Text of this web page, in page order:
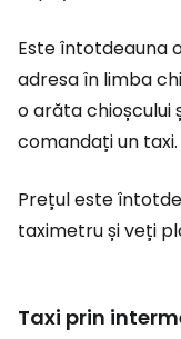
Este întotdeauna
adresa în limba
o arăta chioșcului
comandați un taxi.
Prețul este
taximetru și veți
Taxi prin